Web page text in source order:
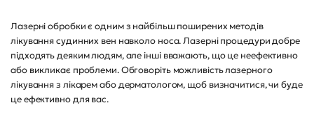
Лазерні обробки є одним з найбільш поширених методів
лікування судинних вен навколо носа. Лазерні процедури добре
підходять деяким людям, але інші вважають, що це неефективно
або викликає проблеми. Обговоріть можливість лазерного
лікування з лікарем або дерматологом, щоб визначитися, чи буде
це ефективно для вас.